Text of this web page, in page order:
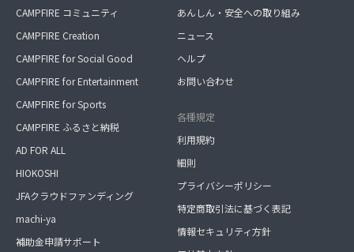
CAMPFIRE コミュニティ
CAMPFIRE Creation
CAMPFIRE for Social Good
CAMPFIRE for Entertainment
CAMPFIRE for Sports
CAMPFIRE ふるさと納税
AD FOR ALL
HIOKOSHI
JFAクラウドファンディング
machi-ya
補助金申請サポート
あんしん・安全への取り組み
ニュース
ヘルプ
お問い合わせ
各種規定
利用規約
細則
プライバシーポリシー
特定商取引法に基づく表記
情報セキュリティ方針